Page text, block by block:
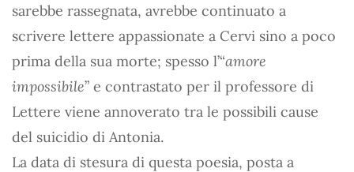
sarebbe rassegnata, avrebbe continuato a
scrivere lettere appassionate a Cervi sino a poco
prima della sua morte; spesso l’“amore
impossibile” e contrastato per il professore di
Lettere viene annoverato tra le possibili cause
del suicidio di Antonia.
La data di stesura di questa poesia, posta a